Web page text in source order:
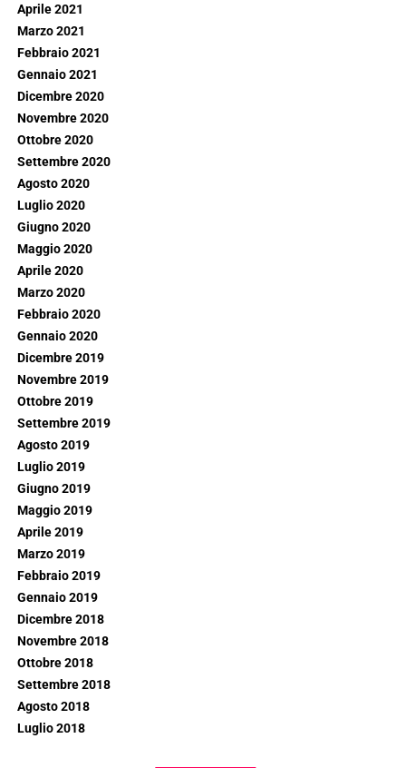
Aprile 2021
Marzo 2021
Febbraio 2021
Gennaio 2021
Dicembre 2020
Novembre 2020
Ottobre 2020
Settembre 2020
Agosto 2020
Luglio 2020
Giugno 2020
Maggio 2020
Aprile 2020
Marzo 2020
Febbraio 2020
Gennaio 2020
Dicembre 2019
Novembre 2019
Ottobre 2019
Settembre 2019
Agosto 2019
Luglio 2019
Giugno 2019
Maggio 2019
Aprile 2019
Marzo 2019
Febbraio 2019
Gennaio 2019
Dicembre 2018
Novembre 2018
Ottobre 2018
Settembre 2018
Agosto 2018
Luglio 2018